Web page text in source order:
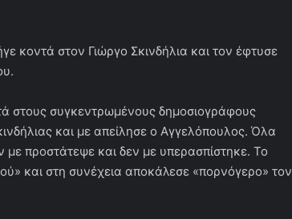
κοντά στον Γιώργο Σκινδήλια και τον έφτυσε
στους συγκεντρωμένους δημοσιογράφους
και με απείλησε ο Αγγελόπουλος. Όλα
προστάτεψε και δεν με υπερασπίστηκε. Το
και στη συνέχεια αποκάλεσε «πορνόγερο» τον